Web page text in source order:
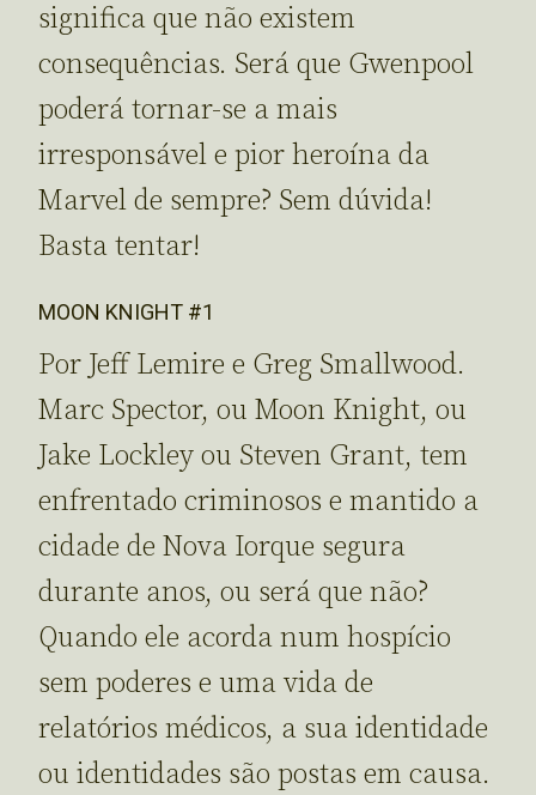
significa que não existem
consequências. Será que Gwenpool
poderá tornar-se a mais
irresponsável e pior heroína da
Marvel de sempre? Sem dúvida!
Basta tentar!
MOON KNIGHT #1
Por Jeff Lemire e Greg Smallwood.
Marc Spector, ou Moon Knight, ou
Jake Lockley ou Steven Grant, tem
enfrentado criminosos e mantido a
cidade de Nova Iorque segura
durante anos, ou será que não?
Quando ele acorda num hospício
sem poderes e uma vida de
relatórios médicos, a sua identidade
ou identidades são postas em causa.